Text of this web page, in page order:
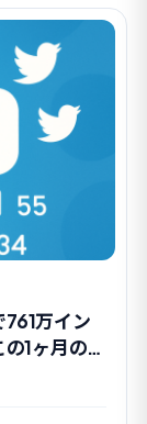
万イン
1ヶ月のX